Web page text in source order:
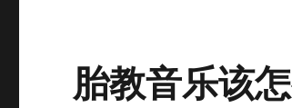
胎教音乐该